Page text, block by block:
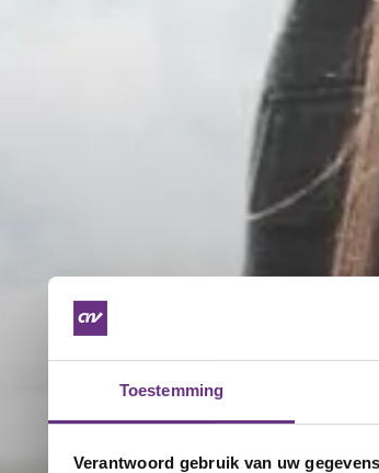
Toestemming
Verantwoord gebruik van uw gegevens